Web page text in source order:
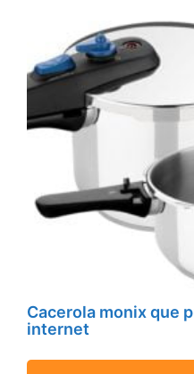
Cacerola monix que
internet